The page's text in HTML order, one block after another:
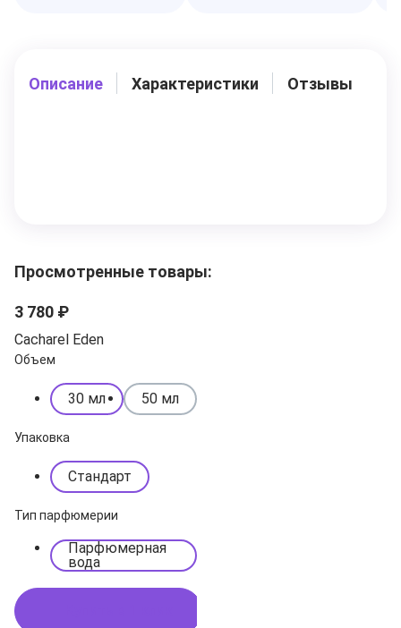
Описание Характеристики Отзывы
Просмотренные товары:
3 780 ₽
Cacharel Eden
Объем
30 мл 50 мл
Упаковка
Стандарт
Тип парфюмерии
Парфюмерная
вода